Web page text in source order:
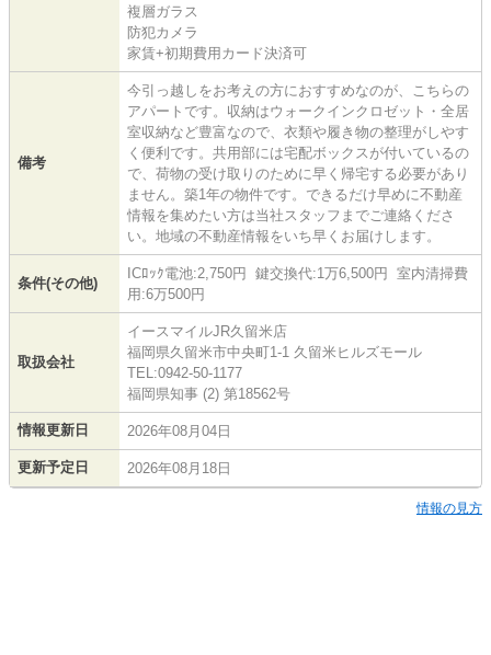
複層ガラス
防犯カメラ
家賃+初期費用カード決済可
備考
今引っ越しをお考えの方におすすめなのが、こちらの
アパートです。収納はウォークインクロゼット・全居
室収納など豊富なので、衣類や履き物の整理がしやす
く便利です。共用部には宅配ボックスが付いているの
で、荷物の受け取りのために早く帰宅する必要があり
ません。築1年の物件です。できるだけ早めに不動産
情報を集めたい方は当社スタッフまでご連絡くださ
い。地域の不動産情報をいち早くお届けします。
条件(その他)
ICﾛｯｸ電池:2,750円 鍵交換代:1万6,500円 室内清掃費
用:6万500円
取扱会社
イースマイルJR久留米店
福岡県久留米市中央町1-1 久留米ヒルズモール
TEL:0942-50-1177
福岡県知事 (2) 第18562号
情報更新日 2026年08月04日
更新予定日 2026年08月18日
情報の見方